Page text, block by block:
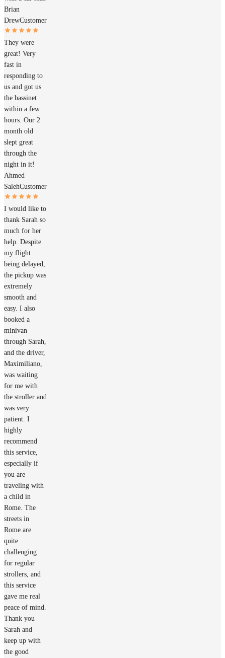
Brian
DrewCustomer
They were
great! Very
fast in
responding to
us and got us
the bassinet
within a few
hours. Our 2
month old
slept great
through the
night in it!
Ahmed
SalehCustomer
I would like to
thank Sarah so
much for her
help. Despite
my flight
being delayed,
the pickup was
extremely
smooth and
easy. I also
booked a
minivan
through Sarah,
and the driver,
Maximiliano,
was waiting
for me with
the stroller and
was very
patient. I
highly
recommend
this service,
especially if
you are
traveling with
a child in
Rome. The
streets in
Rome are
quite
challenging
for regular
strollers, and
this service
gave me real
peace of mind.
Thank you
Sarah and
keep up with
the good